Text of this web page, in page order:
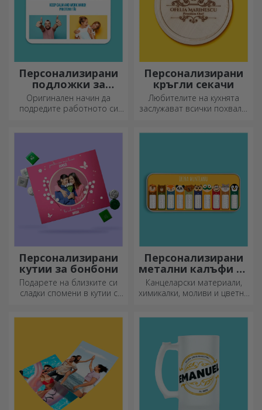
Персонализирани
подложки за
мишка
Оригинален начин да
подредите работното си
мишка.
Персонализирани
кръгли секачи
Любителите на кухнята
заслужават всички похвали,
Персонализирани
кутии за бонбони
Подарете на близките си
сладки спомени в кутии с
Персонализирани
метални калъфи за
моливи
Канцеларски материали,
химикалки, моливи и цветни
за моливи на StarGift!